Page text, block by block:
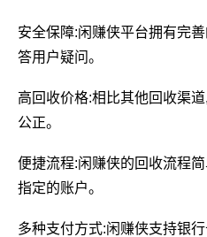
安全保障:闲赚侠平台拥有完
答用户疑问。
高回收价格:相比其他回收渠
公正。
便捷流程:闲赚侠的回收流程
指定的账户。
多种支付方式:闲赚侠支持银